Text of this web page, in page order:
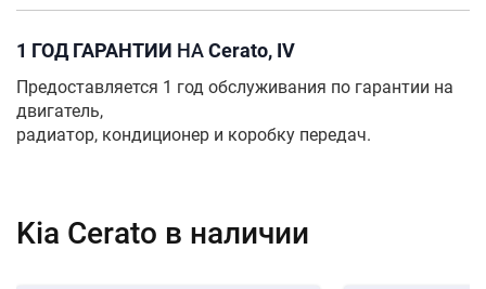
1 ГОД ГАРАНТИИ НАCerato, IV
Предоставляется 1 год обслуживания по гарантии на
двигатель,
радиатор, кондиционер и коробку передач.
Kia Cerato в наличии